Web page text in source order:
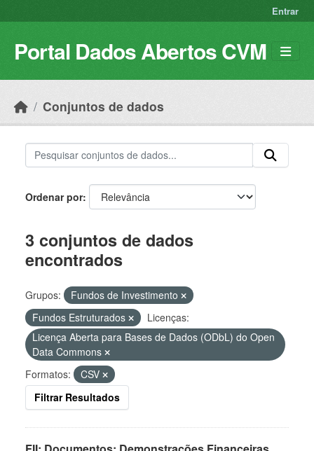
Entrar
Portal Dados Abertos CVM
Conjuntos de dados
Ordenar por
3 conjuntos de dados
encontrados
Grupos:
Fundos de Investimento
Fundos Estruturados
Licenças:
Licença Aberta para Bases de Dados (ODbL) do Open
Data Commons
Formatos:
CSV
Filtrar Resultados